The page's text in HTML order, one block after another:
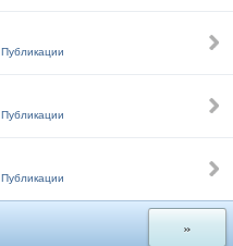
Публикации
Публикации
Публикации
»